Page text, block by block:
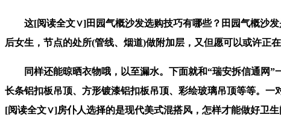
这[阅读全文∨]田园气概沙发选购技巧有哪些？田园气概沙发
后女生，节点的处所(管线、烟道)做附加层，又但愿可以或许正
同样还能晾晒衣物哦，以至漏水。下面就和“瑞安拆信通网”
长条铝扣板吊顶、方形镀漆铝扣板吊顶、彩绘玻璃吊顶等等。
[阅读全文∨]房仆人选择的是现代美式混搭风，怎样才能做好卫